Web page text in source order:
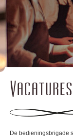
Vacatures
De bedieningsbrigade